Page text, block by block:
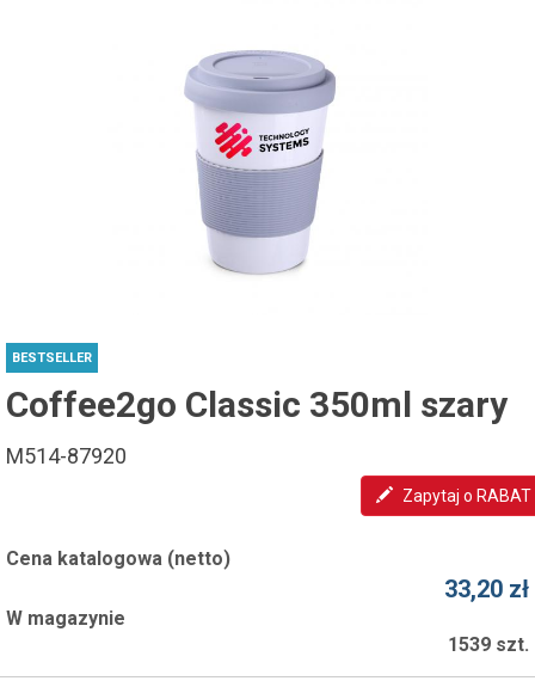
BESTSELLER
Coffee2go Classic 350ml szary
M514-87920
Zapytaj o RABAT
Cena katalogowa (netto)
33,20 zł
W magazynie
1539 szt.